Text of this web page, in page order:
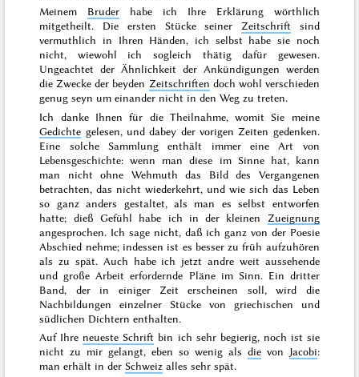
Meinem Bruder habe ich Ihre Erklärung wörthlich
mitgetheilt. Die ersten Stücke seiner Zeitschrift sind
vermuthlich in Ihren Händen, ich selbst habe sie noch
nicht, wiewohl ich sogleich thätig dafür gewesen.
Ungeachtet der Ähnlichkeit der Ankündigungen werden
die Zwecke der beyden Zeitschriften doch wohl verschieden
genug seyn um einander nicht in den Weg zu treten.
Ich danke Ihnen für die Theilnahme, womit Sie meine
Gedichte gelesen, und dabey der vorigen Zeiten gedenken.
Eine solche Sammlung enthält immer eine Art von
Lebensgeschichte: wenn man diese im Sinne hat, kann
man nicht ohne Wehmuth das Bild des Vergangenen
betrachten, das nichtwiederkehrt, und wie sich das Leben
so ganz anders gestaltet, als man es selbst entworfen
hatte; dieß Gefühl habe ich in der kleinen Zueignung
angesprochen. Ich sage nicht, daß ich ganz von der Poesie
Abschied nehme; indessen ist es besser zu früh aufzuhören
als zu spät. Auch habe ich jetzt andre weit aussehende
und große Arbeit erfordernde Pläne im Sinn. Ein dritter
Band, der in einiger Zeit erscheinen soll, wird die
Nachbildungen einzelner Stücke von griechischen und
südlichen Dichtern enthalten.
Auf Ihre neueste Schrift bin ich sehr begierig, noch ist sie
nicht zu mir gelangt, eben so wenig als dievon Jacobi:
man erhält in derSchweiz alles sehr spät.